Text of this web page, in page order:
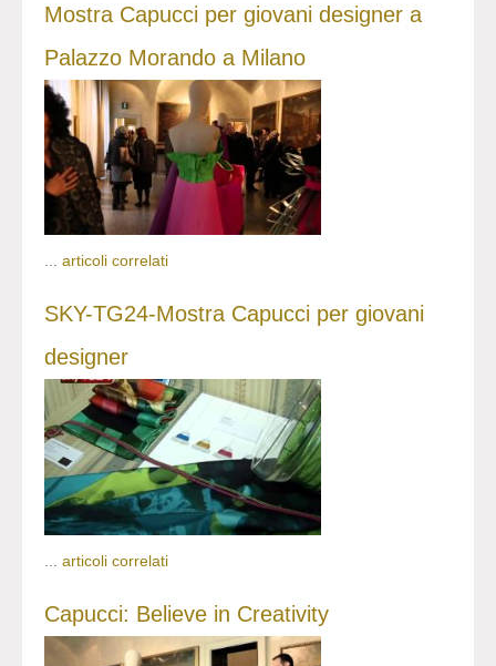
Mostra Capucci per giovani designer a
Palazzo Morando a Milano
... articoli correlati
SKY-TG24-Mostra Capucci per giovani
designer
articoli correlati
Capucci: Believe in Creativity